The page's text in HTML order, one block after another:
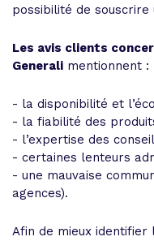
possibilité de souscrire
Les avis clients
Generali mentionnent :
- la disponibilité et
- la fiabilité des
- l’expertise des
- certaines lenteurs
- une mauvaise
agences).
Afin de mieux